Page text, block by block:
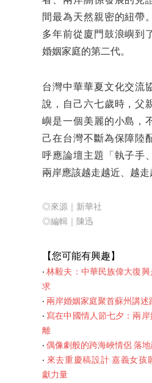
間最為天然親密的紐帶
多年前從廈門鼓浪嶼到
婚姻家庭的第二代。
台灣中華華夏文化交流
說，自己六七歲時，父
嶼是一個美麗的小島，
己在台灣不斷為保障陸
呼應論壇主題「執子手
兩岸應該越走越近、越走
◎來源｜新華社
◎編輯 ｜陳迅
【您可能有興趣】
‧林毅夫：中華民族偉大復
求
‧ 兩岸婚姻家庭聚首蘇州講
‧ 寫在中國情人節七夕：兩
離
‧ 偶像劇般的跨海峽情侶 落
‧ 來去重慶稿設計 嘉義女孩
獻力量